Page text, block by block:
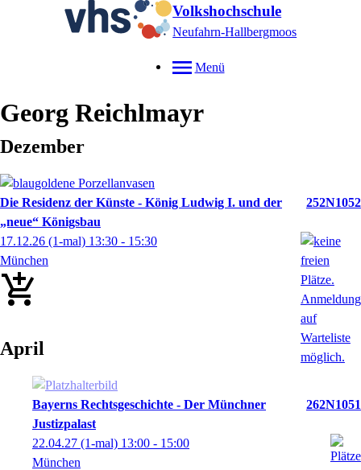
Volkshochschule
Neufahrn-Hallbergmoos
Menü
Georg Reichlmayr
Dezember
Die Residenz der Künste - König Ludwig I. und der
„neue“ Königsbau
252N1052
17.12.26 (1-mal) 13:30 - 15:30
München
April
Bayerns Rechtsgeschichte - Der Münchner
Justizpalast
262N1051
22.04.27 (1-mal) 13:00 - 15:00
München